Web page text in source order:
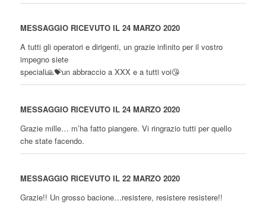
MESSAGGIO RICEVUTO IL 24 MARZO 2020
A tutti gli operatori e dirigenti, un grazie infinito per il vostro
impegno siete
speciali🙏💝un abbraccio a XXX e a tutti voi😘
MESSAGGIO RICEVUTO IL 24 MARZO 2020
Grazie mille… m’ha fatto piangere. Vi ringrazio tutti per quello
che state facendo.
MESSAGGIO RICEVUTO IL 22 MARZO 2020
Grazie!! Un grosso bacione…resistere, resistere resistere!!